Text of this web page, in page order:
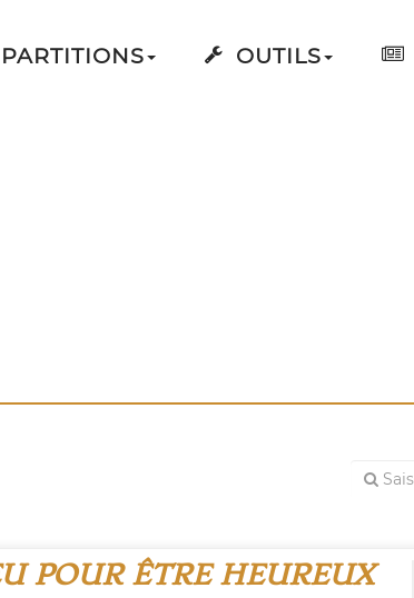
PARTITIONS OUTILS
POUR ÊTRE HEUREUX